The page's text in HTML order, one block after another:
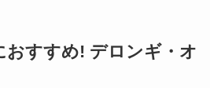
おすすめ! デロンギ・オ